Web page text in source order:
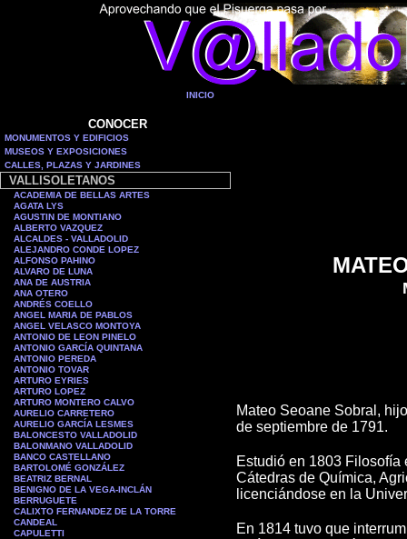
INICIO
CONOCER
MONUMENTOS Y EDIFICIOS
MUSEOS Y EXPOSICIONES
CALLES, PLAZAS Y JARDINES
VALLISOLETANOS
ACADEMIA DE BELLAS ARTES
AGATA LYS
AGUSTIN DE MONTIANO
ALBERTO VAZQUEZ
ALCALDES - VALLADOLID
ALEJANDRO CONDE LOPEZ
ALFONSO PAHINO
ALVARO DE LUNA
ANA DE AUSTRIA
ANA OTERO
ANDRÉS COELLO
ANGEL MARIA DE PABLOS
ANGEL VELASCO MONTOYA
ANTONIO DE LEON PINELO
ANTONIO GARCÍA QUINTANA
ANTONIO PEREDA
ANTONIO TOVAR
ARTURO EYRIES
ARTURO LOPEZ
ARTURO MONTERO CALVO
AURELIO CARRETERO
AURELIO GARCÍA LESMES
BALONCESTO VALLADOLID
BALONMANO VALLADOLID
BANCO CASTELLANO
BARTOLOMÉ GONZÁLEZ
BEATRIZ BERNAL
BENIGNO DE LA VEGA-INCLÁN
BERRUGUETE
CALIXTO FERNANDEZ DE LA TORRE
CANDEAL
CAPULETTI
Mateo Seoane Sobral,
de septiembre de 1791.
Estudió en 1803
Cátedras de Química,
licenciándose en la
En 1814 tuvo que